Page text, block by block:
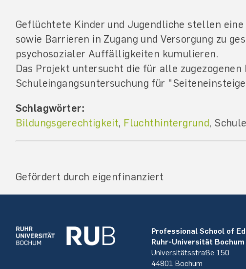
Geflüchtete Kinder und Jugendliche stellen
sowie Barrieren in Zugang und Versorgung zu
psychosozialer Auffälligkeiten kumulieren.
Das Projekt untersucht die für alle
Schuleingangsuntersuchung für
Schlagwörter:
Bildungsgerechtigkeit, Fluchthintergrund,
Gefördert durch eigenfinanziert
Professional School of
Ruhr-Universität Bochum
Universitätsstraße 150
44801 Bochum